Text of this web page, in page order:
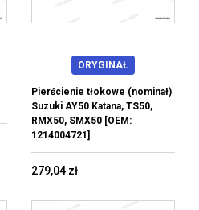
ORYGINAŁ
Pierścienie tłokowe (nominał)
Suzuki AY50 Katana, TS50,
RMX50, SMX50 [OEM:
1214004721]
279,04 zł